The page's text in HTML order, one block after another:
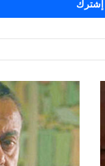
تحريض
وتكفير